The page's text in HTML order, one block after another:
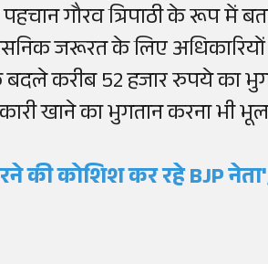
गौरव त्रिपाठी के रूप में
जरूरत के लिए
करीब 52 हजार रुपये का
खाने का भुगतान करना भी
की कोशिश कर रहे BJP